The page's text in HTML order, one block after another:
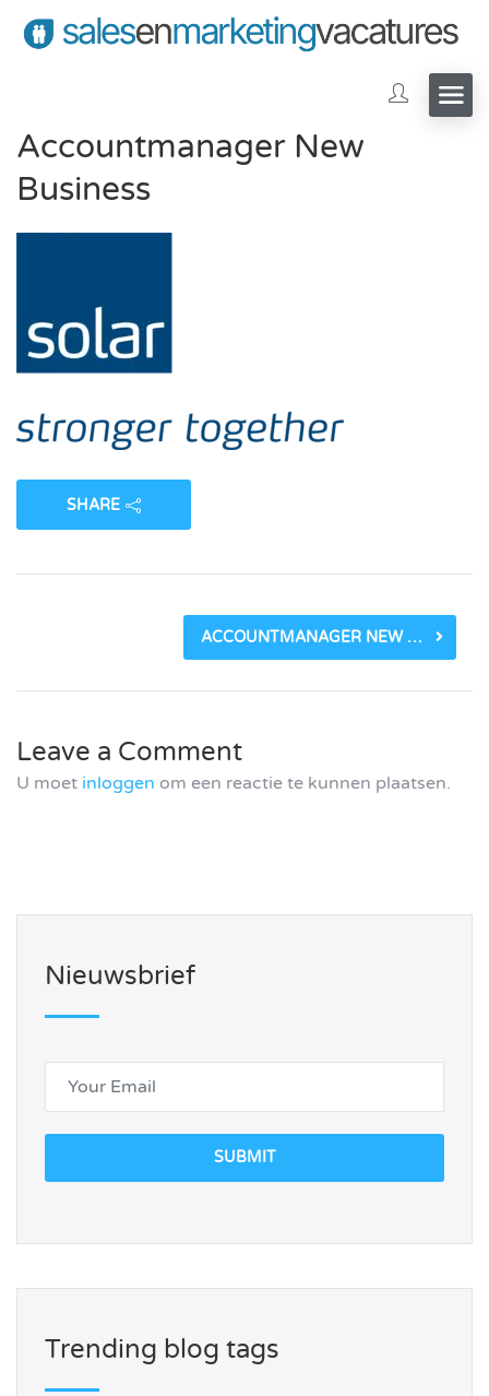
Accountmanager New
Business
SHARE
ACCOUNTMANAGER NEW BUSINESS
Leave a Comment
U moet inloggen om een reactie te kunnen plaatsen.
Nieuwsbrief
SUBMIT
Trending blog tags